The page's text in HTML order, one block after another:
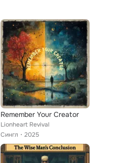
Remember Your Creator
Lionheart Revival
Сингл
2025